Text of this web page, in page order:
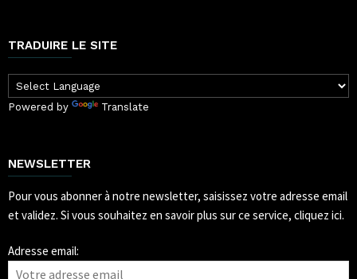
TRADUIRE LE SITE
Powered by Translate
NEWSLETTER
Pour vous abonner à notre newsletter, saisissez votre adresse email
et validez. Si vous souhaitez en savoir plus sur ce service, cliquez ici.
Adresse email: